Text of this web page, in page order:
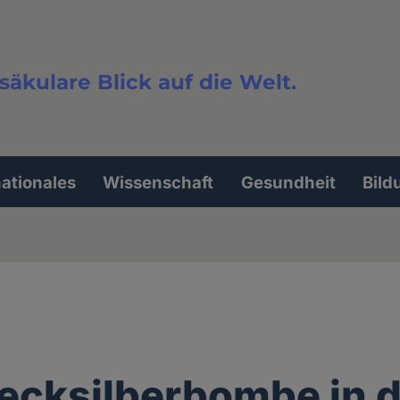
Blick auf die Welt.
Wissenschaft Gesundheit